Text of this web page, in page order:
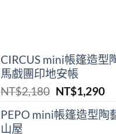
CIRCUS mini帳篷造型
馬戲團印地安帳
NT$2,180 原
價
NT$1,290目
價
PEPO mini帳篷造型陶
山屋